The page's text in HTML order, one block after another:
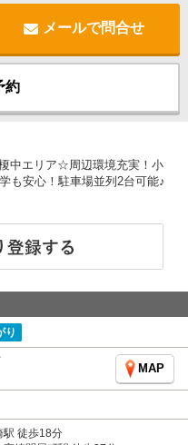
メールで問合せ
約
中エリア☆周辺環境充実！小
も安心！駐車場並列2台可能♪
り
MAP
駅 徒歩18分